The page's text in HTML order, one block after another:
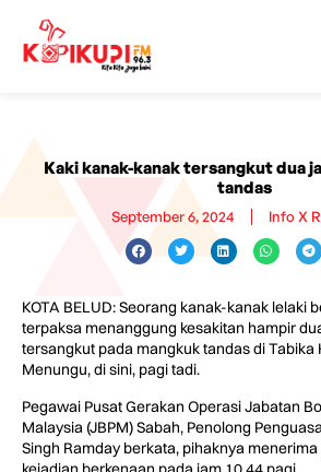
Kaki kanak-kanak tersangkut dua
tandas
September 6, 2024 Info X
KOTA BELUD: Seorang kanak-kanak lelaki
terpaksa menanggung kesakitan hampir
tersangkut pada mangkuk tandas di Tabika
Menungu, di sini, pagi tadi.
Pegawai Pusat Gerakan Operasi Jabatan
Malaysia (JBPM) Sabah, Penolong
Singh Ramday berkata, pihaknya